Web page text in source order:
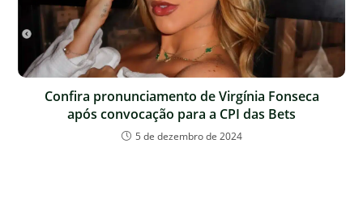
Confira pronunciamento de Virgínia Fonseca
após convocação para a CPI das Bets
5 de dezembro de 2024